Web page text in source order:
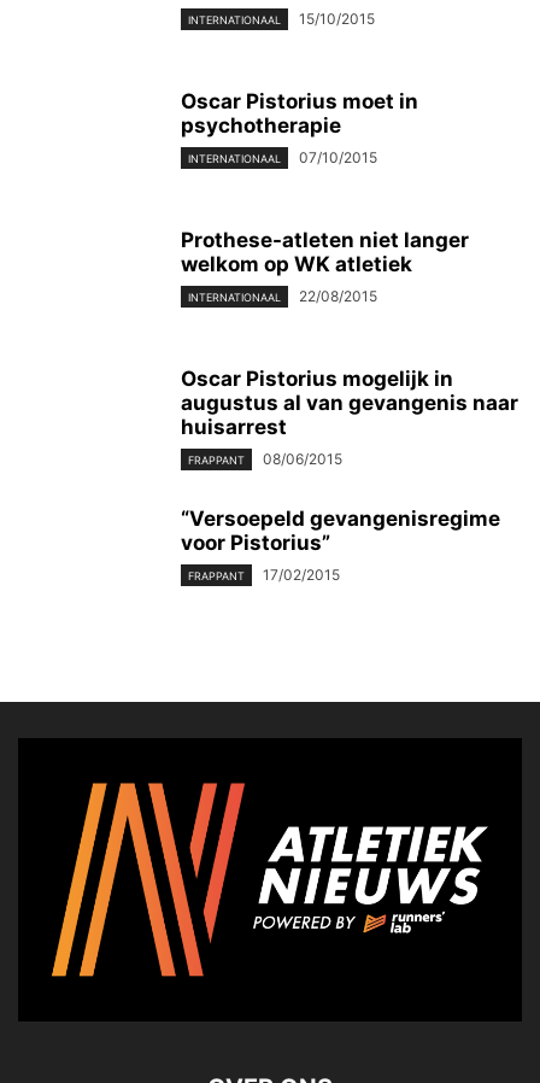
INTERNATIONAAL 15/10/2015
Oscar Pistorius moet in
psychotherapie
INTERNATIONAAL 07/10/2015
Prothese-atleten niet langer
welkom op WK atletiek
INTERNATIONAAL 22/08/2015
Oscar Pistorius mogelijk in
augustus al van gevangenis naar
huisarrest
FRAPPANT 08/06/2015
“Versoepeld gevangenisregime
voor Pistorius”
FRAPPANT 17/02/2015